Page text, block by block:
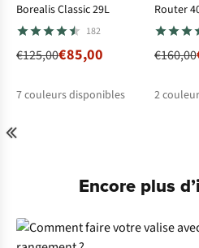
Borealis Classic 29L
182
€125,00€85,00
7couleurs disponibles
Router
€160,00
2
Encore plus